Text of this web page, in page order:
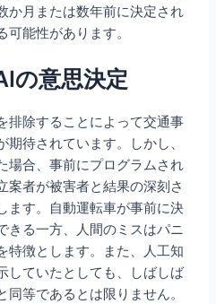
か月または数年前に決定され
能性があります。
の意思決定
排除することによって交通事
待されています。しかし、
場合、事前にプログラムされ
案者が被害者と結果の深刻さ
ます。自動運転車が事前に決
きる一方、人間のミスはパニ
特徴とします。また、人工知
していたとしても、しばしば
等であるとは限りません。